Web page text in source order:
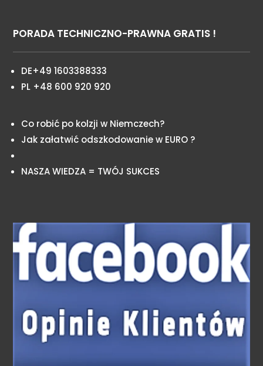
PORADA TECHNICZNO-PRAWNA GRATIS !
DE+49 1603388333
PL +48 600 920 920
Co robić po kolzji w Niemczech?
Jak załatwić odszkodowanie w EURO ?
NASZA WIEDZA = TWÓJ SUKCES